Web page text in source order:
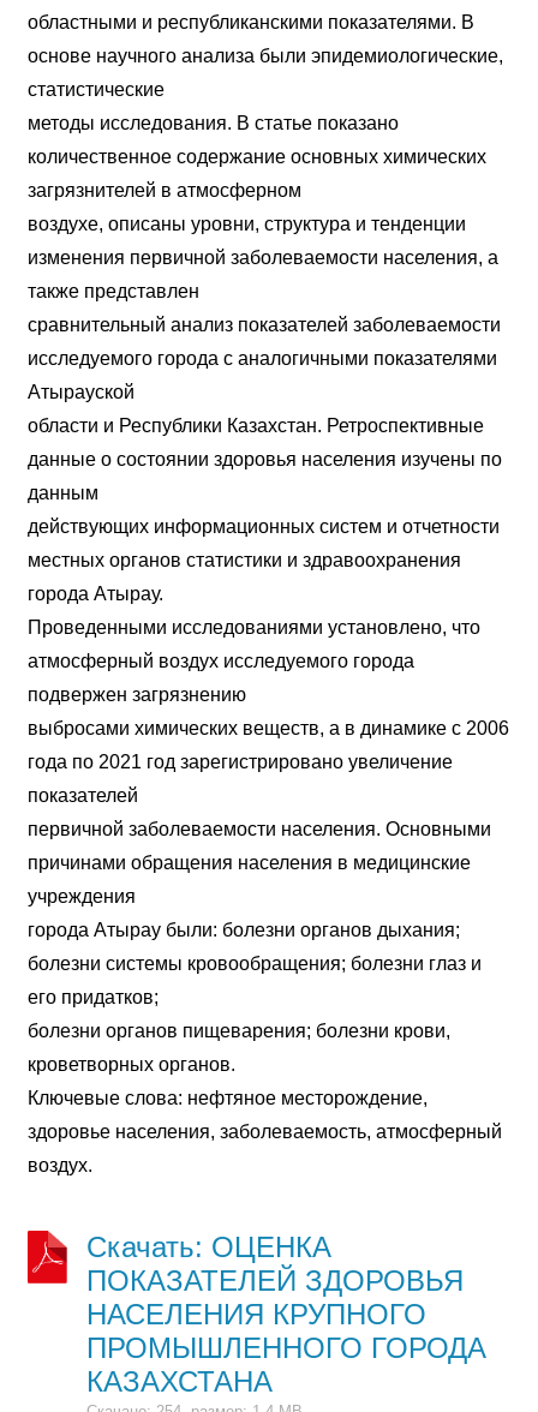
областными и республиканскими показателями. В
основе научного анализа были эпидемиологические,
статистические
методы исследования. В статье показано
количественное содержание основных химических
загрязнителей в атмосферном
воздухе, описаны уровни, структура и тенденции
изменения первичной заболеваемости населения, а
также представлен
сравнительный анализ показателей заболеваемости
исследуемого города с аналогичными показателями
Атырауской
области и Республики Казахстан. Ретроспективные
данные о состоянии здоровья населения изучены по
данным
действующих информационных систем и отчетности
местных органов статистики и здравоохранения
города Атырау.
Проведенными исследованиями установлено, что
атмосферный воздух исследуемого города
подвержен загрязнению
выбросами химических веществ, а в динамике с 2006
года по 2021 год зарегистрировано увеличение
показателей
первичной заболеваемости населения. Основными
причинами обращения населения в медицинские
учреждения
города Атырау были: болезни органов дыхания;
болезни системы кровообращения; болезни глаз и
его придатков;
болезни органов пищеварения; болезни крови,
кроветворных органов.
Ключевые слова: нефтяное месторождение,
здоровье населения, заболеваемость, атмосферный
воздух.
Скачать: ОЦЕНКА
ПОКАЗАТЕЛЕЙ ЗДОРОВЬЯ
НАСЕЛЕНИЯ КРУПНОГО
ПРОМЫШЛЕННОГО ГОРОДА
КАЗАХСТАНА